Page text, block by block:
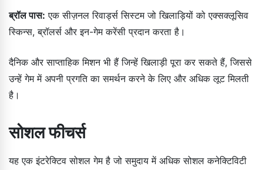
ब्रॉल पास: एक सीज़नल रिवार्ड्स सिस्टम जो खिलाड़ियों को एक्सक्लूसिव
स्किन्स, ब्रॉलर्स और इन-गेम करेंसी प्रदान करता है।
दैनिक और साप्ताहिक मिशन भी हैं जिन्हें खिलाड़ी पूरा कर सकते हैं, जिससे
उन्हें गेम में अपनी प्रगति का समर्थन करने के लिए और अधिक लूट मिलती
है।
सोशल फीचर्स
यह एक इंटरेक्टिव सोशल गेम है जो समुदाय में अधिक सोशल कनेक्टिविटी